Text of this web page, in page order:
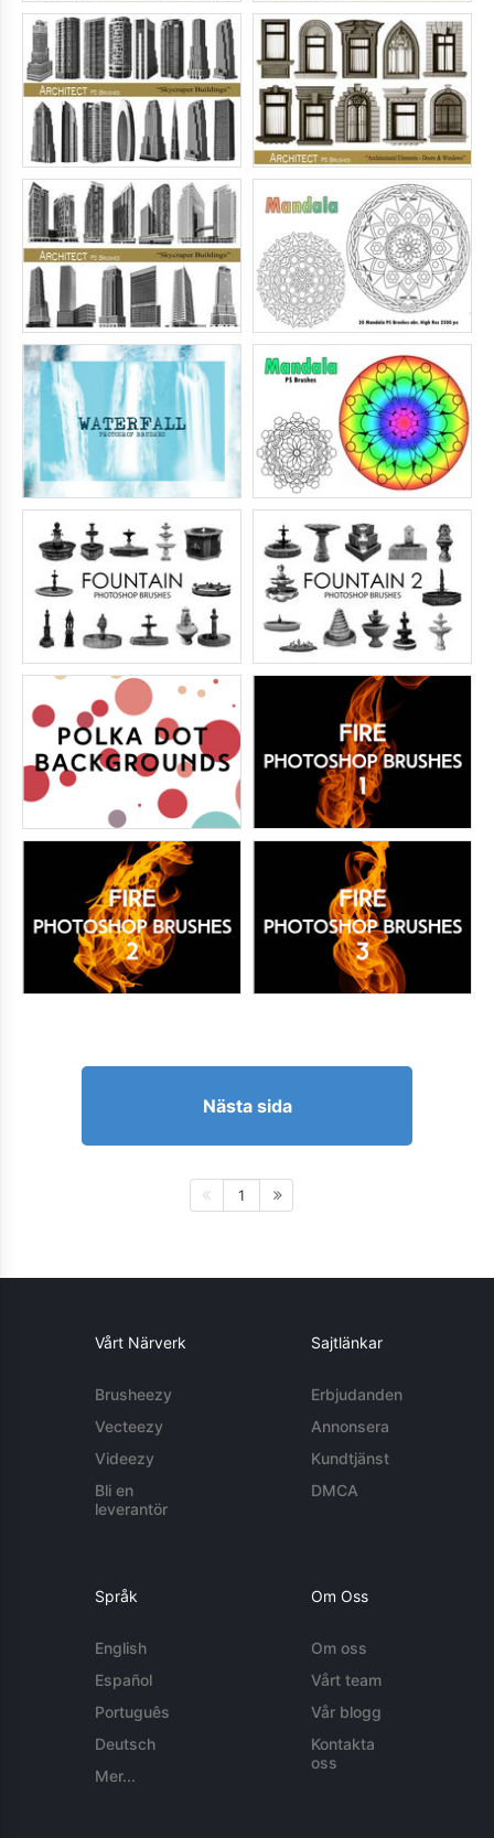
Nästa sida
1
Vårt Närverk
Brusheezy
Vecteezy
Videezy
Bli en
leverantör
Sajtlänkar
Erbjudanden
Annonsera
Kundtjänst
DMCA
Språk
English
Español
Português
Deutsch
Mer...
Om Oss
Om oss
Vårt team
Vår blogg
Kontakta
oss